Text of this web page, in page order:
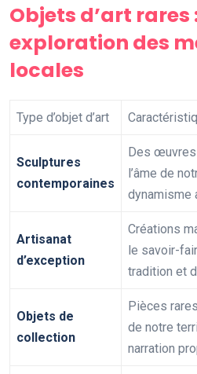
Objets d’art rares
exploration des
locales
Type d’objet d’art
Sculptures
contemporaines
Des
l’âme de
dynamisme
Artisanat
d’exception
Créations
le savoir-
tradition et
Objets de
collection
Pièces
de notre
narration